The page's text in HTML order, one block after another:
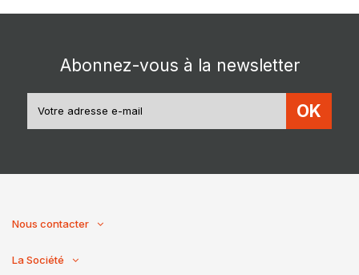
Abonnez-vous à la newsletter
OK
Nous contacter
La Société